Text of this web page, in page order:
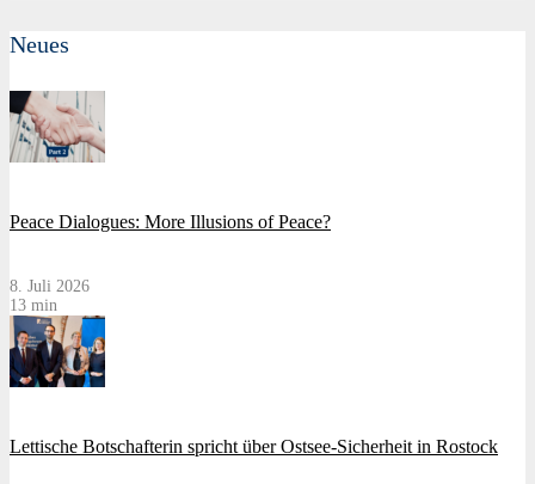
Neues
Peace Dialogues: More Illusions of Peace?
8. Juli 2026
13 min
Lettische Botschafterin spricht über Ostsee-Sicherheit in Rostock